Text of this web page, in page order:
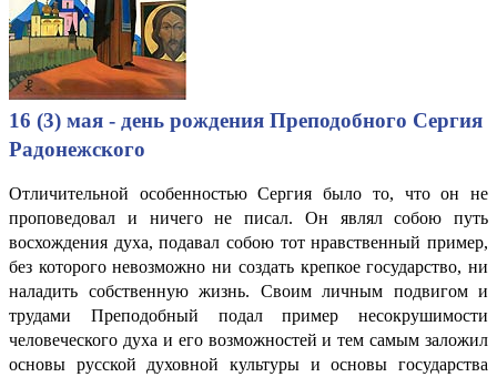
16 (3) мая - день рождения Преподобного Сергия
Радонежского
Отличительной особенностью Сергия было то, что он не
проповедовал и ничего не писал. Он являл собою путь
восхождения духа, подавал собою тот нравственный пример,
без которого невозможно ни создать крепкое государство, ни
наладить собственную жизнь. Своим личным подвигом и
трудами Преподобный подал пример несокрушимости
человеческого духа и его возможностей и тем самым заложил
основы русской духовной культуры и основы государства